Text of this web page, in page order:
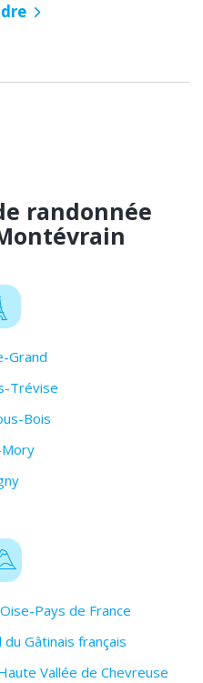
randonnée
Grand
Trévise
Bois
Pays de France
Gâtinais français
Vallée de Chevreuse